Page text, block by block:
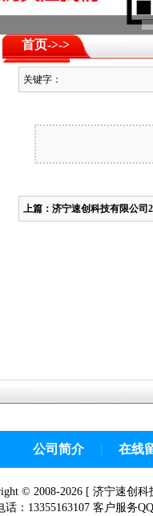
首页->->
关键字：
上篇： 济宁速创科技有限公司
公司简介 | 在线
© 2008-2026 [ 济宁速创科
话：13355163107 客户服务